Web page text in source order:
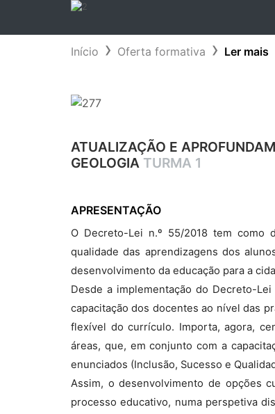
Início Oferta formativa Ler mais
ATUALIZAÇÃO E
GEOLOGIA TURMA 1
APRESENTAÇÃO
O Decreto-Lei n.º 55/2018 tem como
qualidade das aprendizagens dos
desenvolvimento da educação para a
Desde a implementação do Decreto-
capacitação dos docentes ao nível das
flexível do currículo. Importa, agora,
áreas, que, em conjunto com a
enunciados (Inclusão, Sucesso e
Assim, o desenvolvimento de opções
processo educativo, numa perspetiva